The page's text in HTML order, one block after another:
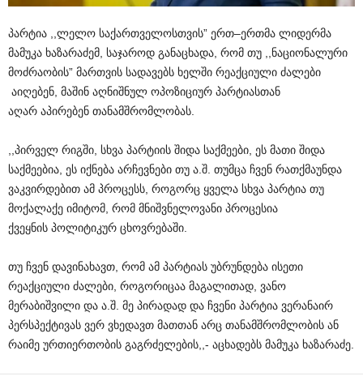
პარტია ,,ლელო საქართველოსთვის” ერთ–ერთმა ლიდერმა
მამუკა ხაზარაძემ, საჯაროდ განაცხადა, რომ თუ ,,ნაციონალური
მოძრაობის” მართვის სადავებს ხელში რეაქციული ძალები
აიღებენ, მაშინ აღნიშნულ ოპოზიციურ პარტიასთან
აღარ აპირებენ თანამშრომლობას.
,,პირველ რიგში, სხვა პარტიის შიდა საქმეები, ეს მათი შიდა
საქმეებია, ეს იქნება არჩევნები თუ ა.შ. თუმცა ჩვენ რათქმაუნდა
ვაკვირდებით ამ პროცესს, როგორც ყველა სხვა პარტია თუ
მოქალაქე იმიტომ, რომ მნიშვნელოვანი პროცესია
ქვეყნის პოლიტიკურ ცხოვრებაში.
თუ ჩვენ დავინახავთ, რომ ამ პარტიას უბრუნდება ისეთი
რეაქციული ძალები, როგორიცაა მაგალითად, ვანო
მერაბიშვილი და ა.შ. მე პირადად და ჩვენი პარტია ვერანაირ
პერსპექტივას ვერ ვხედავთ მათთან არც თანამშრომლობის ან
რაიმე ურთიერთობის გაგრძელების,,- აცხადებს მამუკა ხაზარაძე.